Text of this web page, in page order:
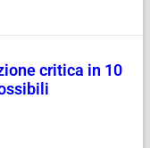
critica in 10